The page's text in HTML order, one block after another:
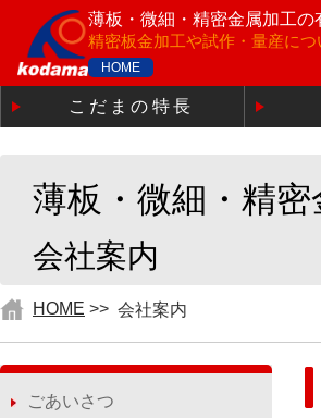
薄板・微細・精密金属加工の
精密板金加工や試作・量産につ
HOME
こだまの特長
薄板・微細・精
会社案内
HOME >> 会社案内
ごあいさつ